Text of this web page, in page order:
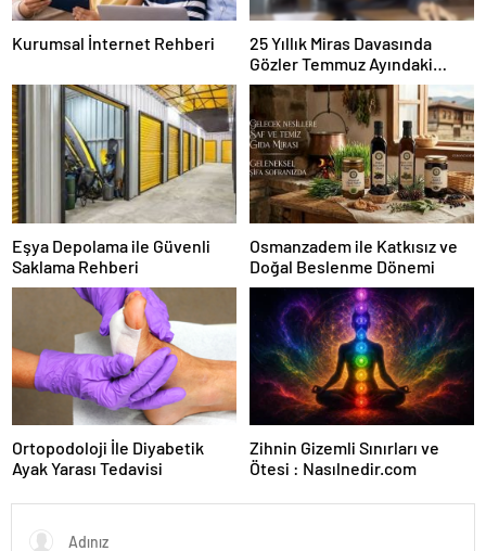
Kurumsal İnternet Rehberi
25 Yıllık Miras Davasında
Gözler Temmuz Ayındaki
Karar Duruşmasına Çevrildi
Eşya Depolama ile Güvenli
Saklama Rehberi
Osmanzadem ile Katkısız ve
Doğal Beslenme Dönemi
Ortopodoloji İle Diyabetik
Ayak Yarası Tedavisi
Zihnin Gizemli Sınırları ve
Ötesi : Nasılnedir.com